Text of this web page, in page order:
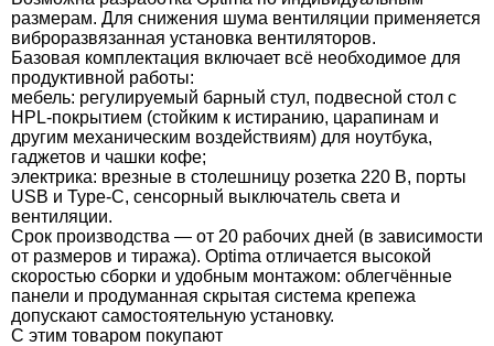
размерам. Для снижения шума вентиляции применяется
виброразвязанная установка вентиляторов.
Базовая комплектация включает всё необходимое для
продуктивной работы:
мебель: регулируемый барный стул, подвесной стол с
HPL-покрытием (стойким к истиранию, царапинам и
другим механическим воздействиям) для ноутбука,
гаджетов и чашки кофе;
электрика: врезные в столешницу розетка 220 В, порты
USB и Type-C, сенсорный выключатель света и
вентиляции.
Срок производства — от 20 рабочих дней (в зависимости
от размеров и тиража). Optima отличается высокой
скоростью сборки и удобным монтажом: облегчённые
панели и продуманная скрытая система крепежа
допускают самостоятельную установку.
C этим товаром покупают